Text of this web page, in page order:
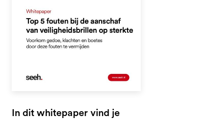
In dit whitepaper vind je